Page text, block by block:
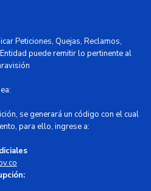
Peticiones, Quejas, Reclamos,
puede remitir lo pertinente al
se generará un código con el cual
para ello, ingrese a: